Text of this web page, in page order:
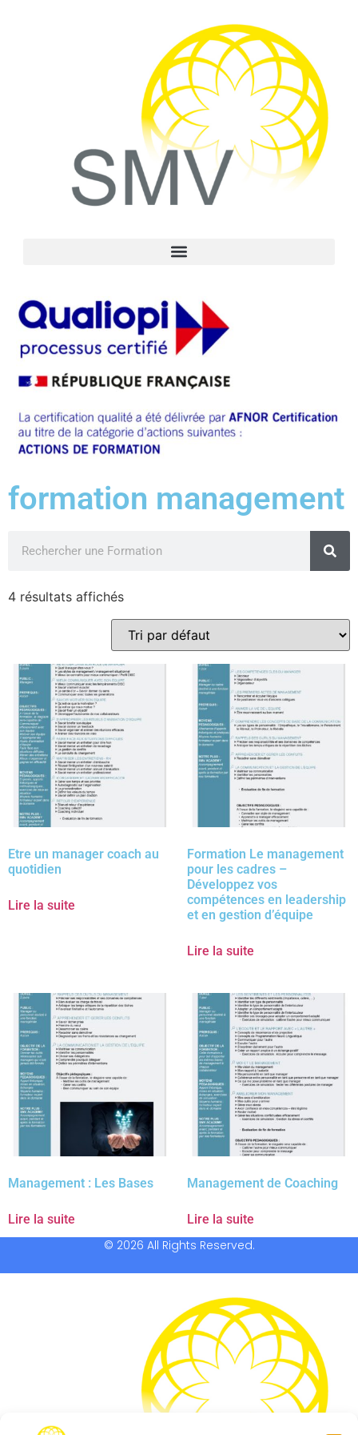
formation management
4 résultats affichés
Etre un manager coach au
quotidien
Lire la suite
Formation Le management
pour les cadres –
Développez vos
compétences en leadership
et en gestion d’équipe
Lire la suite
Management : Les Bases
Lire la suite
Management de Coaching
Lire la suite
© 2026 All Rights Reserved.